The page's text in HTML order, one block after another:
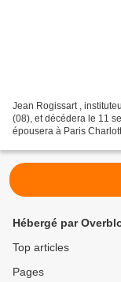
Jean Rogissart ,
(08), et décédera le 11
épousera à Paris
Hébergé par
Top articles
Pages